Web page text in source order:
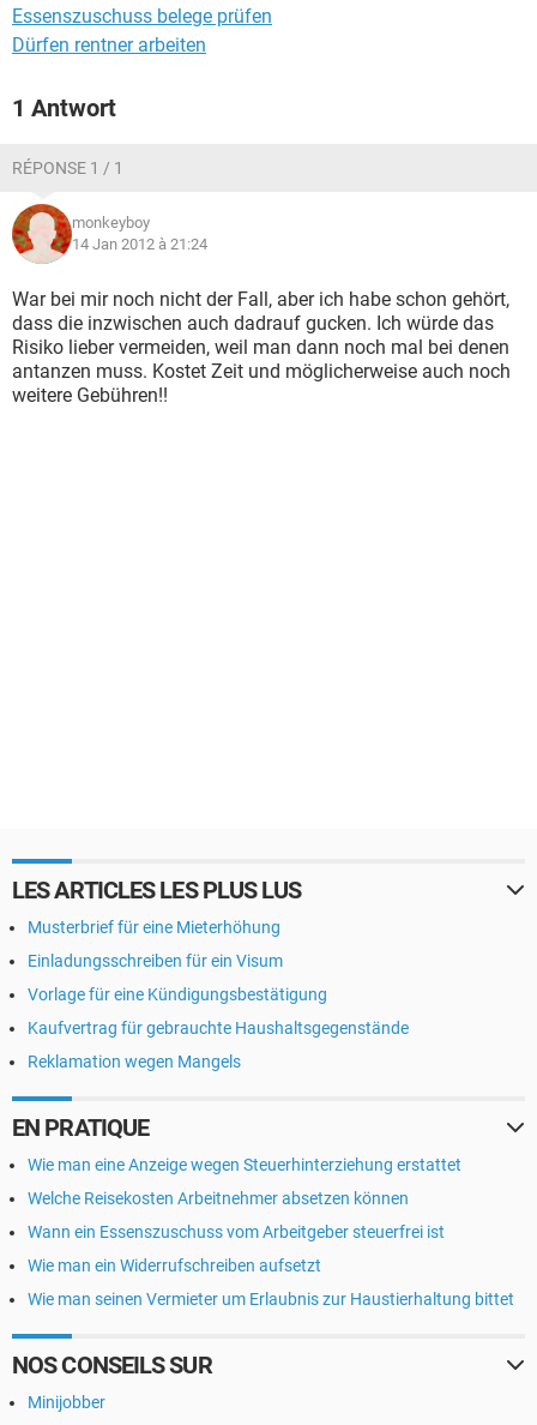
Essenszuschuss belege prüfen
Dürfen rentner arbeiten
1 Antwort
RÉPONSE 1 / 1
monkeyboy
14 Jan 2012 à 21:24
War bei mir noch nicht der Fall, aber ich habe schon gehört,
dass die inzwischen auch dadrauf gucken. Ich würde das
Risiko lieber vermeiden, weil man dann noch mal bei denen
antanzen muss. Kostet Zeit und möglicherweise auch noch
weitere Gebühren!!
LES ARTICLES LES PLUS LUS
Musterbrief für eine Mieterhöhung
Einladungsschreiben für ein Visum
Vorlage für eine Kündigungsbestätigung
Kaufvertrag für gebrauchte Haushaltsgegenstände
Reklamation wegen Mangels
EN PRATIQUE
Wie man eine Anzeige wegen Steuerhinterziehung erstattet
Welche Reisekosten Arbeitnehmer absetzen können
Wann ein Essenszuschuss vom Arbeitgeber steuerfrei ist
Wie man ein Widerrufschreiben aufsetzt
Wie man seinen Vermieter um Erlaubnis zur Haustierhaltung bittet
NOS CONSEILS SUR
Minijobber